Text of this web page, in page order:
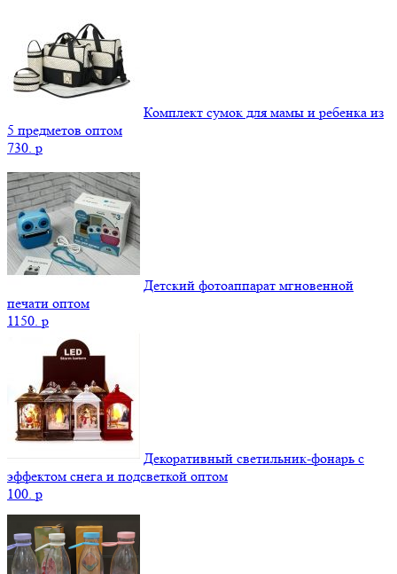
Комплект сумок для мамы и ребенка из
5 предметов оптом
730. p
Детский фотоаппарат мгновенной
печати оптом
1150. p
Декоративный светильник-фонарь с
эффектом снега и подсветкой оптом
100. p